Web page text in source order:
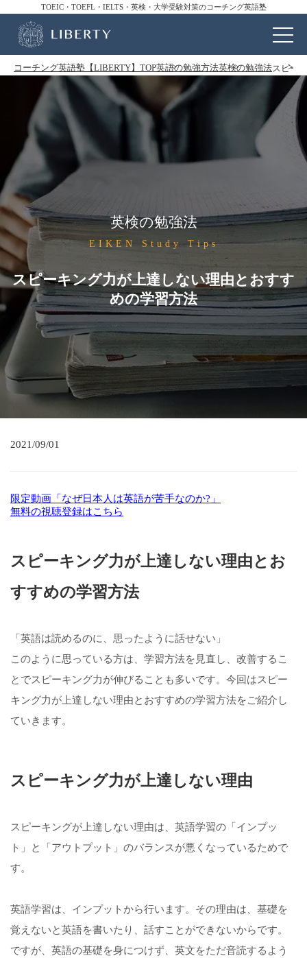
TOEIC・TOEFL・IELTS・英検・大学受験対策のコーチング英語塾
コーチング英語塾【LIBERTY】TOP英語の勉強方法英検の勉強法スピー
英検の勉強法
EIKEN Study Tips
スピーキング力が上達しない理由とおすす
めの学習方法
2021/09/01
限定動画「なぜ日本人は英語が苦手なのか?」
無料の視聴登録はこちら
スピーキング力が上達しない理由とお
すすめの学習方法
「英語は読めるのに、思ったように話せない」
このように思っている方は、学習方法を見直し、改善するこ
とでスピーキング力が伸びることも多いです。今回はスピー
キング力が上達しない理由とおすすめの学習方法をご紹介し
ていきます。
スピーキング力が上達しない理由
スピーキングが上達しない理由は、英語学習の「インプッ
ト」と「アウトプット」のバランスが悪くなっているためで
す。
英語学習は、インプットから行います。その理由は、基礎を
覚えないと英語を書いたり、話すことができないからです。
ですが、英語の基礎を身につけず、英文をただ音読するよう